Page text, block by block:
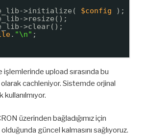
>initialize( $config
);
>resize();
>clear();
. "\n" ;
upload sırasında bu
cachleniyor. Sistemde orjinal
üzerinden bağladığımız için
güncel kalmasını sağlıyoruz.